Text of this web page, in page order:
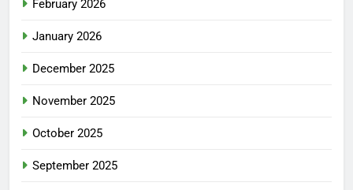
February 2026
January 2026
December 2025
November 2025
October 2025
September 2025